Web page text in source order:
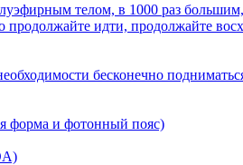
телом, в 1000 раз
идти, продолжайте
бесконечно
форма и фотонный пояс)